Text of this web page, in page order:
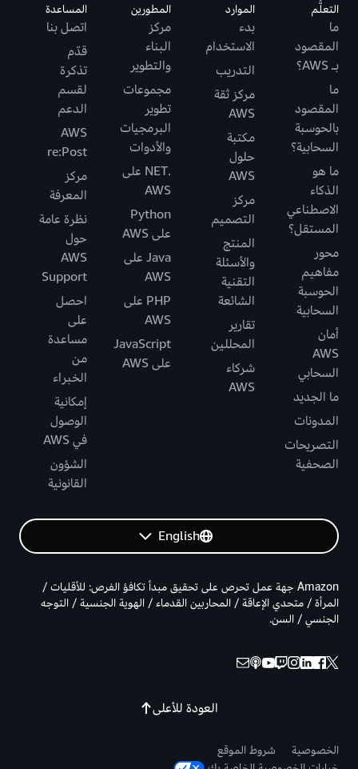
التعلُّم
ما
المقصود
بـ AWS؟
ما
المقصود
بالحوسبة
السحابية؟
ما هو
الذكاء
الاصطناعي
المستقل؟
محور
مفاهيم
الحوسبة
السحابية
أمان
AWS
السحابي
ما الجديد
المدونات
التصريحات
الصحفية
الموارد
بدء
الاستخدام
التدريب
مركز ثقة
AWS
مكتبة
حلول
AWS
مركز
التصميم
المنتج
والأسئلة
التقنية
الشائعة
تقارير
المحللين
شركاء
AWS
المطورين
مركز
البناء
والتطوير
مجموعات
تطوير
البرمجيات
والأدوات
.NET على
AWS
Python
على AWS
Java على
AWS
PHP على
AWS
JavaScript
على AWS
المساعدة
اتصل بنا
قدّم
تذكرة
لقسم
الدعم
AWS
re:Post
مركز
المعرفة
نظرة عامة
حول
AWS
Support
احصل
على
مساعدة
من
الخبراء
إمكانية
الوصول
في AWS
الشؤون
القانونية
English
العودة للأعلى
Amazon جهة عمل تحرص على تحقيق مبدأ تكافؤ الفرص: للأقليات /
المرأة / متحدي الإعاقة / المحاربين القدماء / الهوية الجنسية / التوجه
الجنسي / السن.
الخصوصية
شروط الموقع